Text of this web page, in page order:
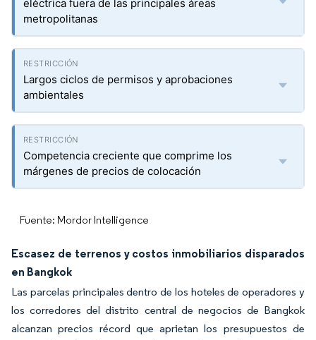
eléctrica fuera de las principales áreas
metropolitanas
Largos ciclos de permisos y aprobaciones
ambientales
Competencia creciente que comprime los
márgenes de precios de colocación
Fuente: Mordor Intelligence
Escasez de terrenos y costos inmobiliarios disparados
en Bangkok
Las parcelas principales dentro de los hoteles de operadores y
los corredores del distrito central de negocios de Bangkok
alcanzan precios récord que aprietan los presupuestos de